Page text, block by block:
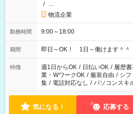
/ …
物流企業
勤務時間 9:00～18:00
期間 即日～OK！ 1日～働けます＾＾
特徴 週1日からOK / 日払いOK / 履歴
業・WワークOK / 服装自由 / シフ
集 / 電話対応なし / パソコンスキ
気になる！ 応募する